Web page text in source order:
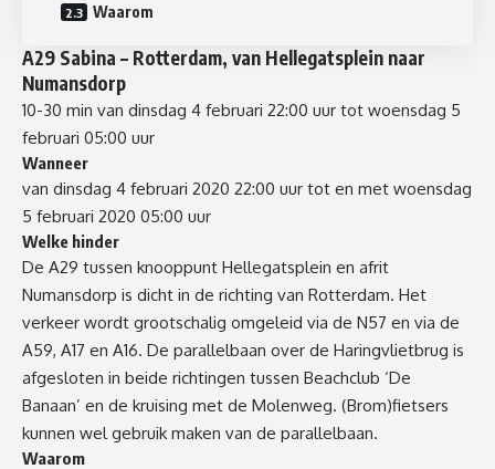
Waarom
A29 Sabina – Rotterdam, van Hellegatsplein naar
Numansdorp
10-30 min van dinsdag 4 februari 22:00 uur tot woensdag 5
februari 05:00 uur
Wanneer
van dinsdag 4 februari 2020 22:00 uur tot en met woensdag
5 februari 2020 05:00 uur
Welke hinder
De A29 tussen knooppunt Hellegatsplein en afrit
Numansdorp is dicht in de richting van Rotterdam. Het
verkeer wordt grootschalig omgeleid via de N57 en via de
A59, A17 en A16. De parallelbaan over de Haringvlietbrug is
afgesloten in beide richtingen tussen Beachclub ‘De
Banaan’ en de kruising met de Molenweg. (Brom)fietsers
kunnen wel gebruik maken van de parallelbaan.
Waarom